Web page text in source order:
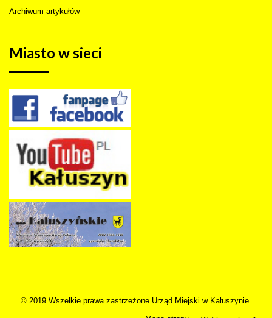
Archiwum artykułów
Miasto w sieci
© 2019 Wszelkie prawa zastrzeżone Urząd Miejski w Kałuszynie.